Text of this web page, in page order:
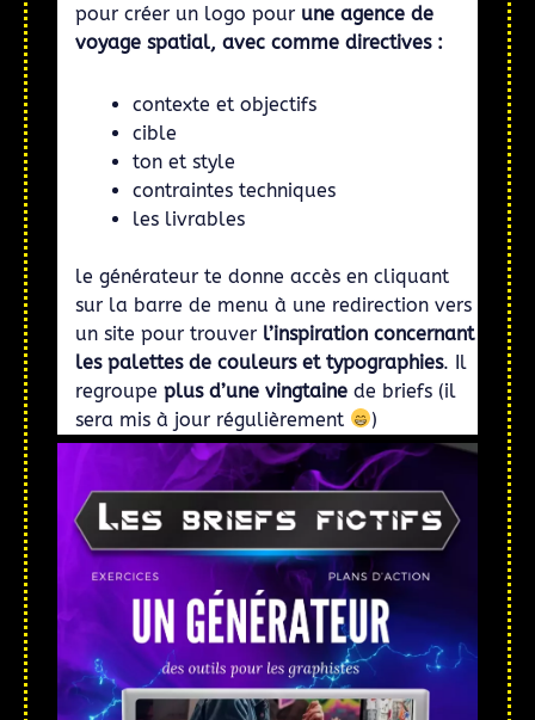
pour créer un logo pour une agence de
voyage spatial, avec comme directives :
contexte et objectifs
cible
ton et style
contraintes techniques
les livrables
le générateur te donne accès en cliquant
sur la barre de menu à une redirection vers
un site pour trouver l’inspiration concernant
les palettes de couleurs et typographies. Il
regroupe plus d’une vingtaine de briefs (il
sera mis à jour régulièrement
)